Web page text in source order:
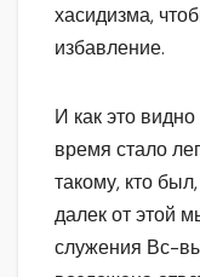
хасидизма,
избавление.
И как это
время стало
такому, кто
далек от этой
служения Вс-